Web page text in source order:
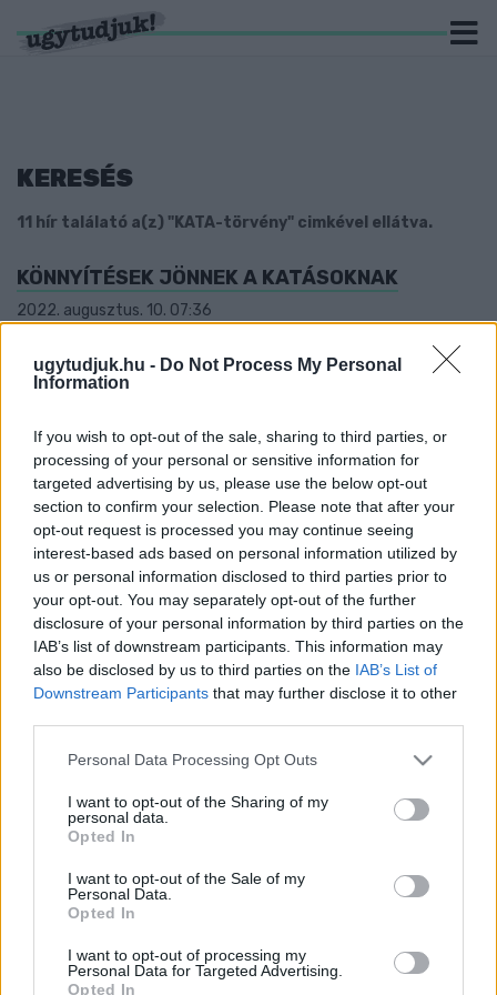
ugytudjuk.hu - Do Not Process My Personal
Information
If you wish to opt-out of the sale, sharing to third parties, or
processing of your personal or sensitive information for
targeted advertising by us, please use the below opt-out
section to confirm your selection. Please note that after your
opt-out request is processed you may continue seeing
interest-based ads based on personal information utilized by
us or personal information disclosed to third parties prior to
your opt-out. You may separately opt-out of the further
disclosure of your personal information by third parties on the
IAB’s list of downstream participants. This information may
also be disclosed by us to third parties on the IAB’s List of
Downstream Participants that may further disclose it to other
Please note that this website/app uses one or more Google
not limited to your visit or usage behaviour. You may click to
grant or deny consent to Google and its third-party tags to
use your data for below specified purposes in below Google
consent section.
Personal Data Processing Opt Outs
I want to opt-out of the Sharing of my
personal data.
Opted In
I want to opt-out of the Sale of my
Personal Data.
Opted In
I want to opt-out of processing my
Personal Data for Targeted Advertising.
Opted In
KERESÉS
11 hír találató a(z) "KATA-törvény" cimkével ellátva.
KÖNNYÍTÉSEK JÖNNEK A KATÁSOKNAK
2022. augusztus. 10. 07:36
ÚGY MEGIJEDT A NAV 33 TÜNTETŐTŐL, HOGY
ÜGYFÉLSZOLGÁLATOT
2022. július. 20. 17:43
A Kutyapárt és a Momentum akciója volt a flashmob.
BORKAI ZSOLT SZEXBOTRÁNYA ÓTA NEM VOLT
ILYEN PARÁZS HANGULATÚ TÜNTETÉS
GYŐRBEN
2022. július. 20. 14:50
„Most először tényleg félnek tőlünk” - fogalmazott a
demonstráció egyik szónoka.
HIÁBA A TILTAKOZÁS, NOVÁK KATALIN
ALÁÍRTA A KATA-TÖRVÉNYT, PEDIG A
Hogy mi az? Lentebb kiderül!
INGYENES TANÁCSADÁST INDÍT AZ
ÖNKORMÁNYZAT A SZOMBATHELYI SZÉKHELYŰ
KATÁS VÁLLALKOZÁSOK SZÁMÁRA
2022. július. 16. 12:11
A városban mintegy 3000 vállalkozást érint az új törvény.
ELFOGADHATÓ AZ ÚJ KATA-SZABÁLYOZÁS
2022. július. 15. 18:33